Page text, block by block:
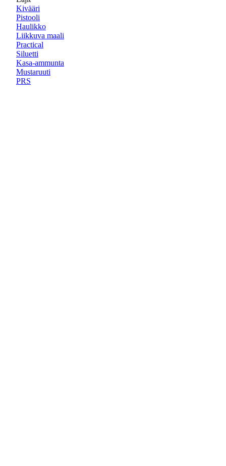
Kivääri
Pistooli
Haulikko
Liikkuva maali
Practical
Siluetti
Kasa-ammunta
Mustaruuti
PRS